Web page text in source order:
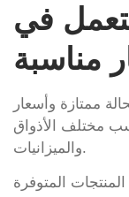
في
مناسبة
ممتازة وأسعار
مختلف الأذواق
والميزانيات.